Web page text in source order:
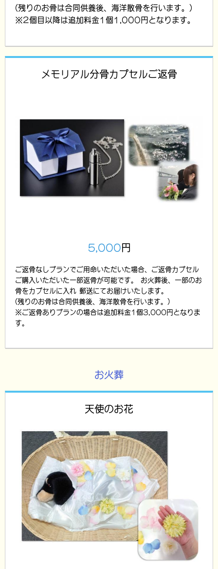
(残りのお骨は合同供養後、海洋散骨を行います。)
※2個目以降は追加料金1個1,000円となります。
メモリアル分骨カプセルご返骨
5,000 円
ご返骨なしプランでご用命いただいた場合、ご返骨カプセル
ご購入いただいた一部返骨が可能です。 お火葬後、一部のお
骨をカプセルに入れ 郵送にてお届けいたします。
(残りのお骨は合同供養後、海洋散骨を行います。)
※ご返骨ありプランの場合は追加料金1個3,000円となりま
す。
お火葬
天使のお花